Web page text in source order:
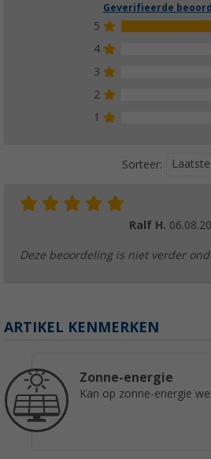
Geverifieerde
5
4
3
2
1
Sorteer: Laatste
Ralf H.
Deze beoordeling is niet verder
ARTIKEL KENMERKEN
Zonne-energie
Kan op zonne-energie